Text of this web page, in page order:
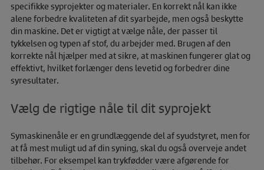
specifikke syprojekter og materialer. En korrekt nål kan ikke
alene forbedre kvaliteten af dit syarbejde, men også beskytte
din maskine. Det er vigtigt at vælge nåle, der passer til
tykkelsen og typen af stof, du arbejder med. Brugen af den
korrekte nål hjælper med at sikre, at maskinen fungerer glat og
effektivt, hvilket forlænger dens levetid og forbedrer dine
syresultater.
Vælg de rigtige nåle til dit syprojekt
Symaskinenåle er en grundlæggende del af syudstyret, men for
at få mest muligt ud af din syning, skal du også overveje andet
tilbehør. For eksempel kan trykfødder være afgørende for